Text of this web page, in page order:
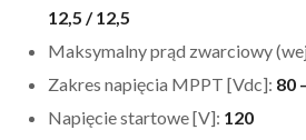
12,5 / 12,5
Maksymalny prąd zwarciowy
Zakres napięcia MPPT [Vdc]: 80
Napięcie startowe [V]: 120